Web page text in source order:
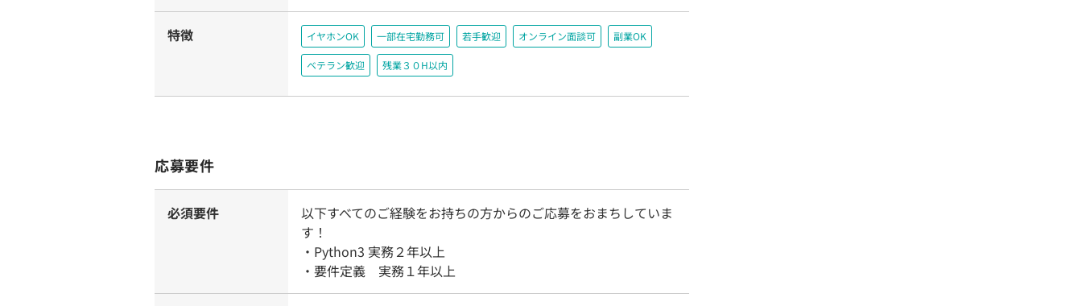
特徴 イヤホンOK 一部在宅勤務可 若手歓迎 オンライン面談可 副業OK
ベテラン歓迎 残業３０H以内
応募要件
必須要件
以下すべてのご経験をお持ちの方からのご応募をおまちしていま
す！
・Python3 実務２年以上
・要件定義 実務１年以上